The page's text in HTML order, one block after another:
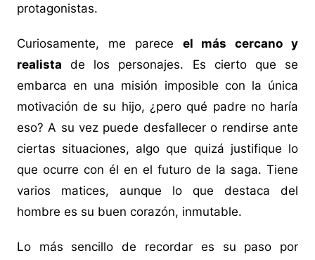
protagonistas.
Curiosamente, me parece el más cercano y
realista de los personajes. Es cierto que se
embarca en una misión imposible con la única
motivación de su hijo, ¿pero qué padre no haría
eso? A su vez puede desfallecer o rendirse ante
ciertas situaciones, algo que quizá justifique lo
que ocurre con él en el futuro de la saga. Tiene
varios matices, aunque lo que destaca del
hombre es su buen corazón, inmutable.
Lo más sencillo de recordar es su paso por